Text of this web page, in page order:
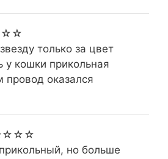
только за цвет
у кошки прикольная
провод оказался
но больше